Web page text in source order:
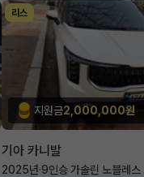
리스
지원금2,000,000원
기아 카니발
2025년·9인승 가솔린 노블레스